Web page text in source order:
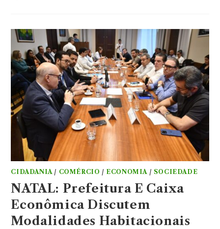
CIDADANIA/ COMÉRCIO / ECONOMIA / SOCIEDADE
NATAL: Prefeitura E Caixa
Econômica Discutem
Modalidades Habitacionais